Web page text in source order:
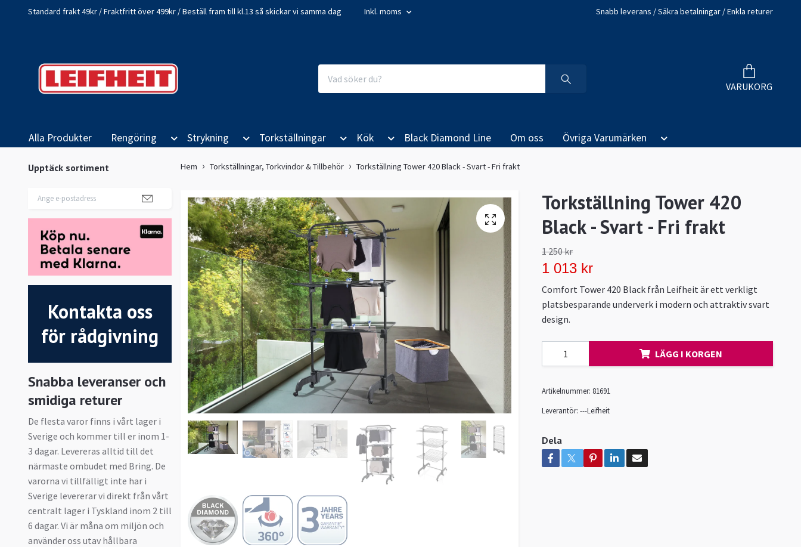
Standard frakt 49kr / Fraktfritt över 499kr / Beställ fram till kl.13 så skickar vi samma dag Inkl. moms Snabb leverans / Säkra betalningar / Enkla returer
VARUKORG
Alla Produkter Rengöring Strykning Torkställningar Kök Black Diamond Line Om oss Övriga Varumärken
Upptäck sortiment
Kontakta oss
för rådgivning
Snabba leveranser och
smidiga returer
De flesta varor finns i vårt lager i
Sverige och kommer till er inom 1-
3 dagar. Levereras alltid till det
närmaste ombudet med Bring. De
varorna vi tillfälligt inte har i
Sverige levererar vi direkt från vårt
centralt lager i Tyskland inom 2 till
6 dagar. Vi är måna om miljön och
använder oss utav hållbara
Hem Torkställningar, Torkvindor & Tillbehör Torkställning Tower 420 Black - Svart - Fri frakt
Torkställning Tower 420
Black - Svart - Fri frakt
1 250 kr
1 013 kr
Comfort Tower 420 Black från Leifheit är ett verkligt
platsbesparande underverk i modern och attraktiv svart
design.
LÄGG I KORGEN
Artikelnummer: 81691
Leverantör: ---Leifheit
Dela